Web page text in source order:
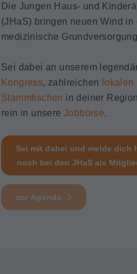
Die Jungen Haus- und
(JHaS) bringen neuen Wind in
medizinische
Sei dabei an unserem
Kongress, zahlreichen
lokalen
Stammtischen in deiner
rein in unsereJobbörse.
Sei mit dabei und melde dich
noch bei den JHaS als
zur Agenda